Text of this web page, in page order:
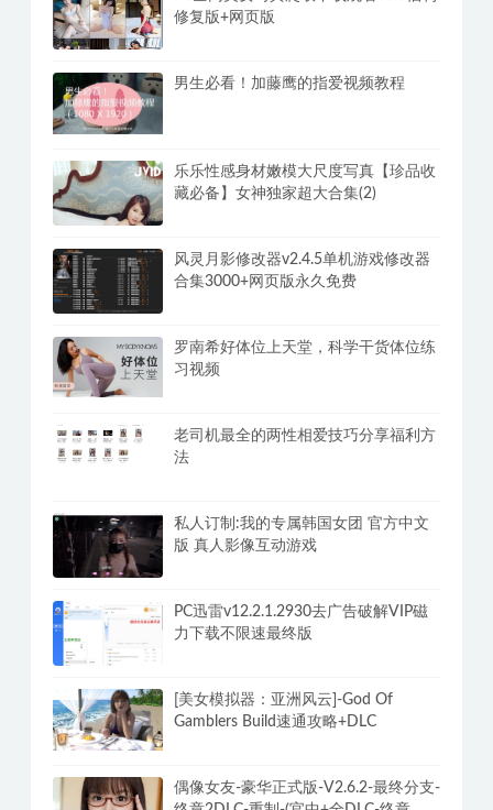
修复版+网页版
男生必看！加藤鹰的指爱视频教程
乐乐性感身材嫩模大尺度写真【珍品收
藏必备】女神独家超大合集(2)
风灵月影修改器v2.4.5单机游戏修改器
合集3000+网页版永久免费
罗南希好体位上天堂，科学干货体位练
习视频
老司机最全的两性相爱技巧分享福利方
法
私人订制:我的专属韩国女团 官方中文
版 真人影像互动游戏
PC迅雷v12.2.1.2930去广告破解VIP磁
力下载不限速最终版
[美女模拟器：亚洲风云]-God Of
Gamblers Build速通攻略+DLC
偶像女友-豪华正式版-V2.6.2-最终分支-